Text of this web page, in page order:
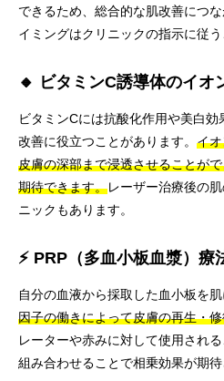
できるため、総合的な肌改善につ
イミングはクリニックの指示に従う
🔸 ビタミンC誘導体のイオ
ビタミンCには抗酸化作用や美白
改善に役立つことがあります。 イ
皮膚の深部まで浸透させることが
期待できます。レーザー治療後の
ニックもあります。
⚡ PRP（多血小板血漿）療
自分の血液から採取した血小板を肌
因子の働きによって皮膚の再生・
レーターや赤みに対して使用され
組み合わせることで相乗効果が期待